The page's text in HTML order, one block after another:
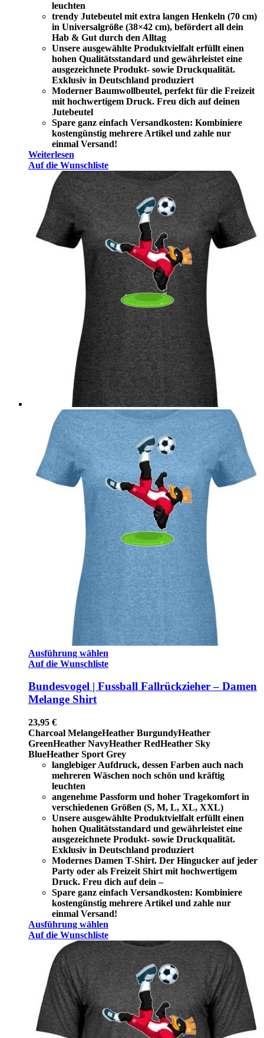
leuchten
trendy Jutebeutel mit extra langen Henkeln (70 cm)
in Universalgröße (38×42 cm), befördert all dein
Hab & Gut durch den Alltag
Unsere ausgewählte Produktvielfalt erfüllt einen
hohen Qualitätsstandard und gewährleistet eine
ausgezeichnete Produkt- sowie Druckqualität.
Exklusiv in Deutschland produziert
Moderner Baumwollbeutel, perfekt für die Freizeit
mit hochwertigem Druck. Freu dich auf deinen
Jutebeutel
Spare ganz einfach Versandkosten: Kombiniere
kostengünstig mehrere Artikel und zahle nur
einmal Versand!
Weiterlesen
Auf die Wunschliste
Ausführung wählen
Auf die Wunschliste
Bundesvogel | Fussball Fallrückzieher – Damen
Melange Shirt
23,95 €
Charcoal MelangeHeather BurgundyHeather
GreenHeather NavyHeather RedHeather Sky
BlueHeather Sport Grey
langlebiger Aufdruck, dessen Farben auch nach
mehreren Wäschen noch schön und kräftig
leuchten
angenehme Passform und hoher Tragekomfort in
verschiedenen Größen (S, M, L, XL, XXL)
Unsere ausgewählte Produktvielfalt erfüllt einen
hohen Qualitätsstandard und gewährleistet eine
ausgezeichnete Produkt- sowie Druckqualität.
Exklusiv in Deutschland produziert
Modernes Damen T-Shirt. Der Hingucker auf jeder
Party oder als Freizeit Shirt mit hochwertigem
Druck. Freu dich auf dein –
Spare ganz einfach Versandkosten: Kombiniere
kostengünstig mehrere Artikel und zahle nur
einmal Versand!
Ausführung wählen
Auf die Wunschliste